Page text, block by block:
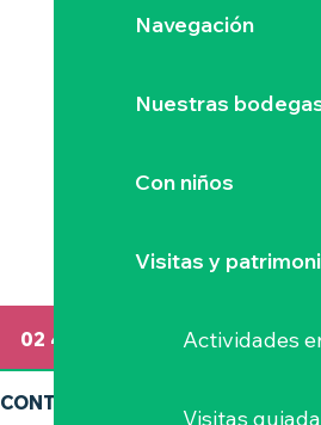
Navegación
Nuestras
Con niños
Visitas y
Actividades
Visitas
02 40 31 05
CONTÁCTENOS